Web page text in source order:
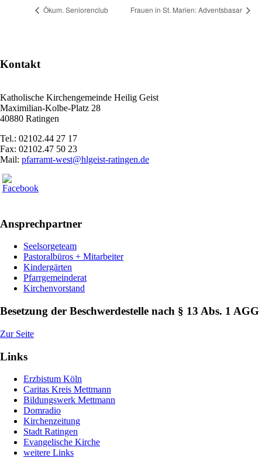
Ökum. Seniorenclub Frauen in St. Marien: Adventsbasar
Kontakt
Katholische Kirchengemeinde Heilig Geist
Maximilian-Kolbe-Platz 28
40880 Ratingen
Tel.: 02102.44 27 17
Fax: 02102.47 50 23
Mail: pfarramt-west@hlgeist-ratingen.de
Ansprechpartner
Seelsorgeteam
Pastoralbüros + Mitarbeiter
Kindergärten
Pfarrgemeinderat
Kirchenvorstand
Besetzung der Beschwerdestelle nach § 13 Abs. 1 AGG
Zur Seite
Links
Erzbistum Köln
Caritas Kreis Mettmann
Bildungswerk Mettmann
Domradio
Kirchenzeitung
Stadt Ratingen
Evangelische Kirche
weitere Links